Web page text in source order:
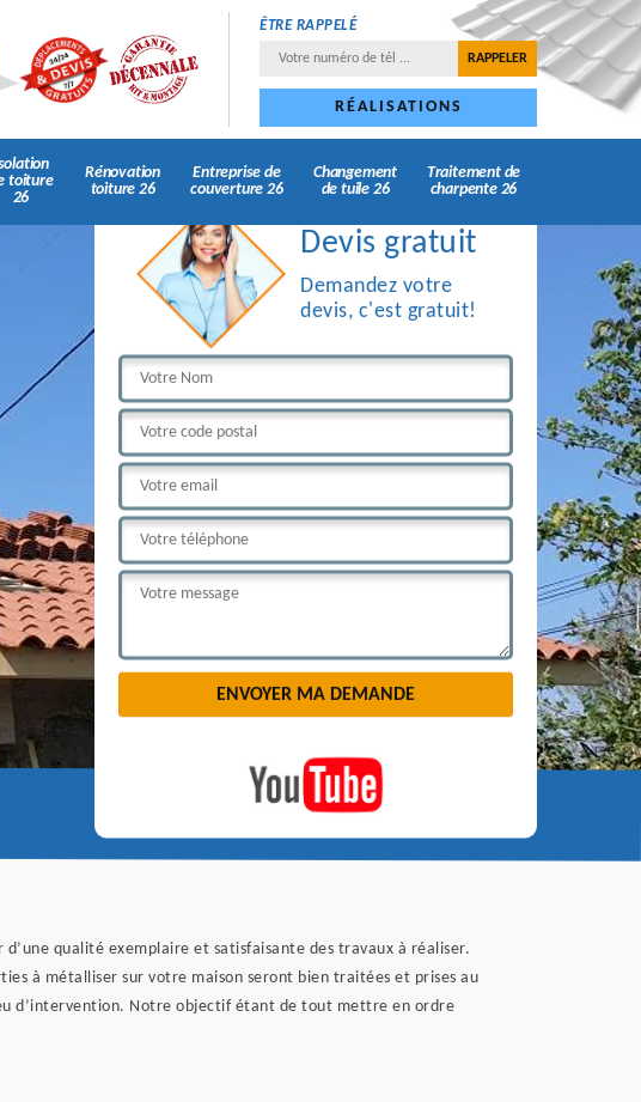
ÊTRE RAPPELÉ
RÉALISATIONS
toiture
26
Rénovation
toiture 26
Entreprise de
couverture 26
Changement
de tuile 26
Traitement de
charpente 26
Devis gratuit
Demandez votre
devis, c'est gratuit!
qualité exemplaire et satisfaisante des travaux à réaliser.
à métalliser sur votre maison seront bien traitées et prises au
d’intervention. Notre objectif étant de tout mettre en ordre